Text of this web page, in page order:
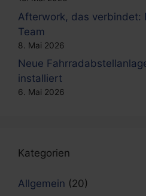
Afterwork, das verbindet:
Team
8. Mai 2026
Neue
installiert
6. Mai 2026
Kategorien
Allgemein (20)